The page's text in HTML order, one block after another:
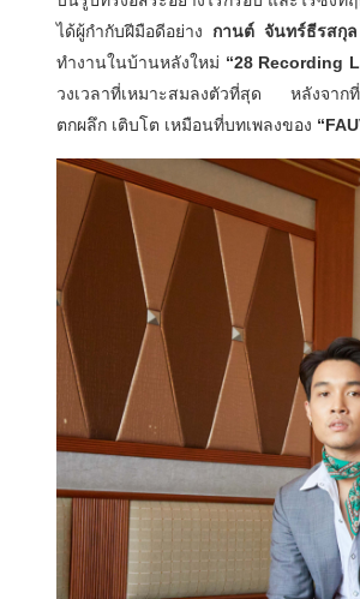
ได้ผู้กำกับฝีมือดีอย่าง กานต์ จันทร์ธีรสกุล
ทำงานในบ้านหลังใหม่ “28 Recording
วงเวลาที่เหมาะสมลงตัวที่สุด หลังจากที่
ตกผลึก เติบโต เหมือนที่บทเพลงของ